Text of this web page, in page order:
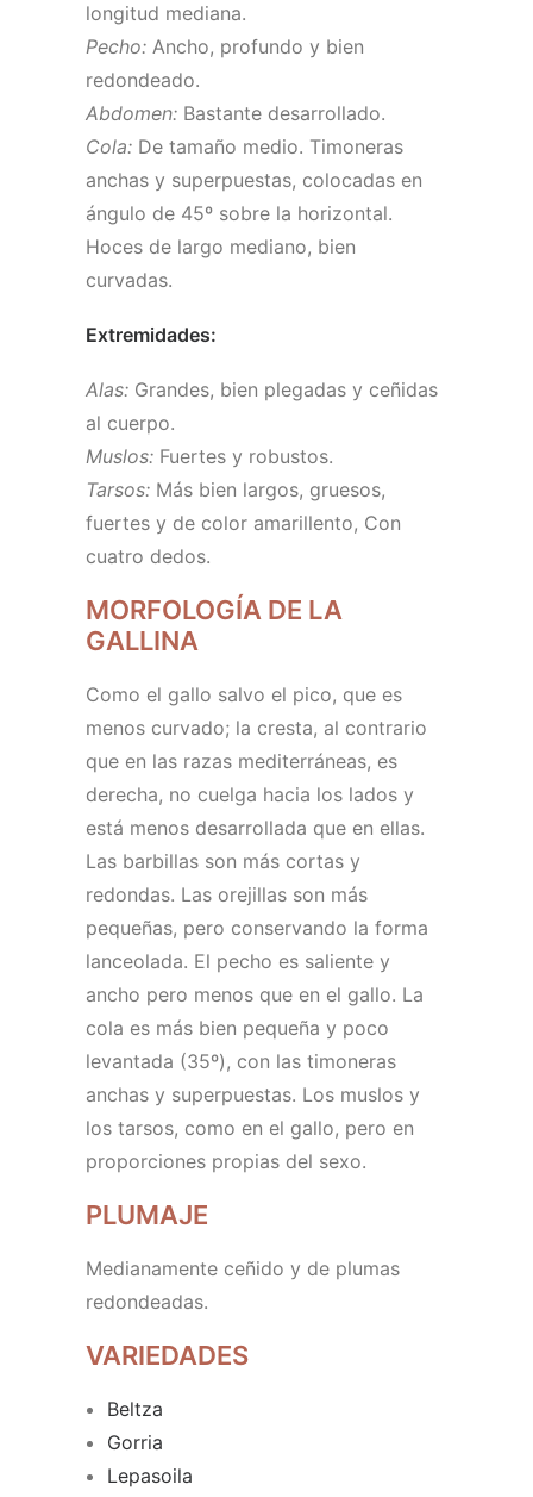
longitud mediana.
Pecho: Ancho, profundo y bien
redondeado.
Abdomen: Bastante desarrollado.
Cola: De tamaño medio. Timoneras
anchas y superpuestas, colocadas en
ángulo de 45º sobre la horizontal.
Hoces de largo mediano, bien
curvadas.
Extremidades:
Alas: Grandes, bien plegadas y ceñidas
al cuerpo.
Muslos: Fuertes y robustos.
Tarsos: Más bien largos, gruesos,
fuertes y de color amarillento, Con
cuatro dedos.
MORFOLOGÍA DE LA
GALLINA
Como el gallo salvo el pico, que es
menos curvado; la cresta, al contrario
que en las razas mediterráneas, es
derecha, no cuelga hacia los lados y
está menos desarrollada que en ellas.
Las barbillas son más cortas y
redondas. Las orejillas son más
pequeñas, pero conservando la forma
lanceolada. El pecho es saliente y
ancho pero menos que en el gallo. La
cola es más bien pequeña y poco
levantada (35º), con las timoneras
anchas y superpuestas. Los muslos y
los tarsos, como en el gallo, pero en
proporciones propias del sexo.
PLUMAJE
Medianamente ceñido y de plumas
redondeadas.
VARIEDADES
Beltza
Gorria
Lepasoila